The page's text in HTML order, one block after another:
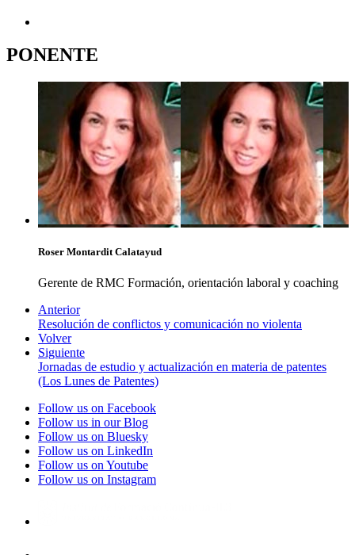
PONENTE
Roser Montardit Calatayud
Gerente de RMC Formación, orientación laboral y coaching
Anterior
Resolución de conflictos y comunicación no violenta
Volver
Siguiente
Jornadas de estudio y actualización en materia de patentes
(Los Lunes de Patentes)
Follow us on Facebook
Follow us in our Blog
Follow us on Bluesky
Follow us on LinkedIn
Follow us on Youtube
Follow us on Instagram